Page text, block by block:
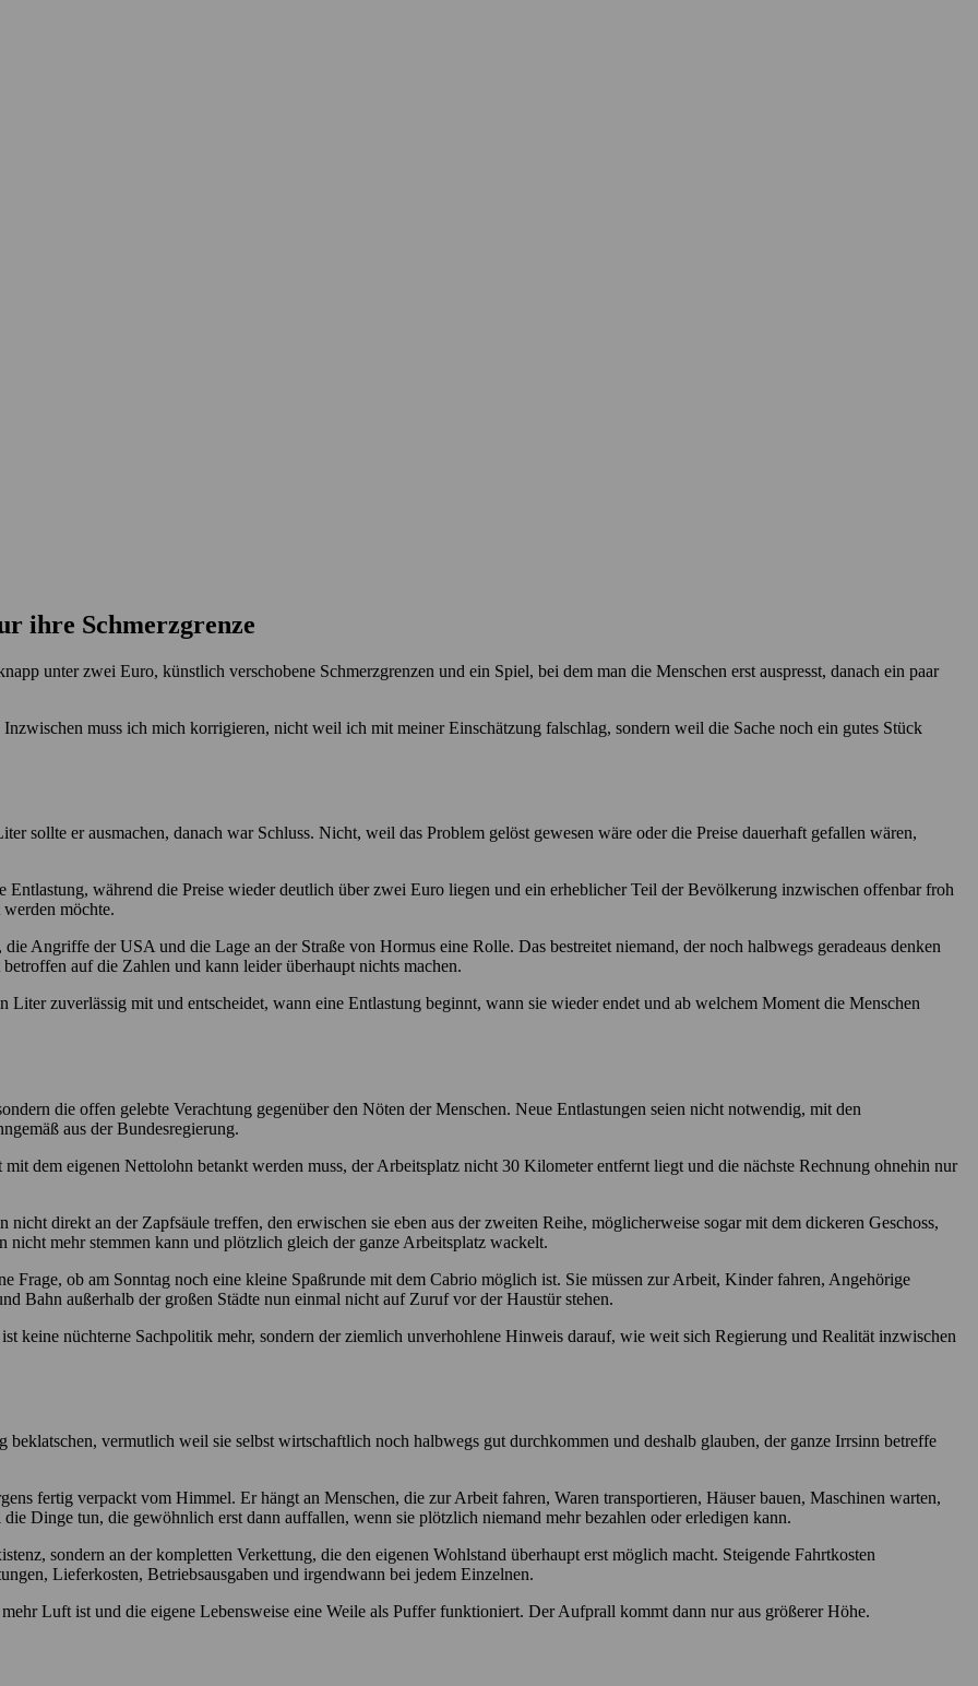
ihre Schmerzgrenze
unter zwei Euro, künstlich verschobene Schmerzgrenzen und ein Spiel, bei dem man die Menschen erst auspresst, danach ein paar
muss ich mich korrigieren, nicht weil ich mit meiner Einschätzung falschlag, sondern weil die Sache noch ein gutes Stück
sollte er ausmachen, danach war Schluss. Nicht, weil das Problem gelöst gewesen wäre oder die Preise dauerhaft gefallen wären,
Entlastung, während die Preise wieder deutlich über zwei Euro liegen und ein erheblicher Teil der Bevölkerung inzwischen offenbar froh
möchte.
Angriffe der USA und die Lage an der Straße von Hormus eine Rolle. Das bestreitet niemand, der noch halbwegs geradeaus denken
auf die Zahlen und kann leider überhaupt nichts machen.
Liter zuverlässig mit und entscheidet, wann eine Entlastung beginnt, wann sie wieder endet und ab welchem Moment die Menschen
die offen gelebte Verachtung gegenüber den Nöten der Menschen. Neue Entlastungen seien nicht notwendig, mit den
aus der Bundesregierung.
dem eigenen Nettolohn betankt werden muss, der Arbeitsplatz nicht 30 Kilometer entfernt liegt und die nächste Rechnung ohnehin nur
direkt an der Zapfsäule treffen, den erwischen sie eben aus der zweiten Reihe, möglicherweise sogar mit dem dickeren Geschoss,
mehr stemmen kann und plötzlich gleich der ganze Arbeitsplatz wackelt.
Frage, ob am Sonntag noch eine kleine Spaßrunde mit dem Cabrio möglich ist. Sie müssen zur Arbeit, Kinder fahren, Angehörige
Bahn außerhalb der großen Städte nun einmal nicht auf Zuruf vor der Haustür stehen.
keine nüchterne Sachpolitik mehr, sondern der ziemlich unverhohlene Hinweis darauf, wie weit sich Regierung und Realität inzwischen
vermutlich weil sie selbst wirtschaftlich noch halbwegs gut durchkommen und deshalb glauben, der ganze Irrsinn betreffe
fertig verpackt vom Himmel. Er hängt an Menschen, die zur Arbeit fahren, Waren transportieren, Häuser bauen, Maschinen warten,
Dinge tun, die gewöhnlich erst dann auffallen, wenn sie plötzlich niemand mehr bezahlen oder erledigen kann.
sondern an der kompletten Verkettung, die den eigenen Wohlstand überhaupt erst möglich macht. Steigende Fahrtkosten
Lieferkosten, Betriebsausgaben und irgendwann bei jedem Einzelnen.
Luft ist und die eigene Lebensweise eine Weile als Puffer funktioniert. Der Aufprall kommt dann nur aus größerer Höhe.